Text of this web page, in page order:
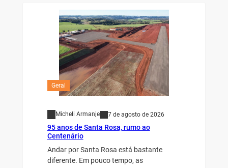
Geral
Micheli Armanje 7 de agosto de 2026
95 anos de Santa Rosa, rumo ao
Centenário
Andar por Santa Rosa está bastante
diferente. Em pouco tempo, as